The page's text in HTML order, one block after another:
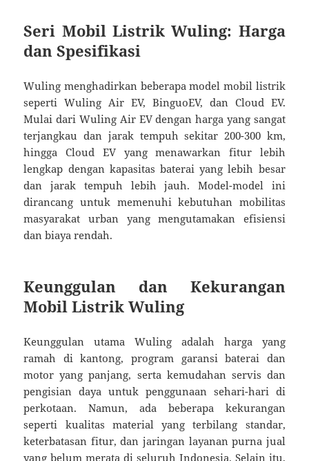
Seri Mobil Listrik Wuling: Harga
dan Spesifikasi
Wuling menghadirkan beberapa model mobil listrik
seperti Wuling Air EV, BinguoEV, dan Cloud EV.
Mulai dari Wuling Air EV dengan harga yang sangat
terjangkau dan jarak tempuh sekitar 200-300 km,
hingga Cloud EV yang menawarkan fitur lebih
lengkap dengan kapasitas baterai yang lebih besar
dan jarak tempuh lebih jauh. Model-model ini
dirancang untuk memenuhi kebutuhan mobilitas
masyarakat urban yang mengutamakan efisiensi
dan biaya rendah.
Keunggulan dan Kekurangan
Mobil Listrik Wuling
Keunggulan utama Wuling adalah harga yang
ramah di kantong, program garansi baterai dan
motor yang panjang, serta kemudahan servis dan
pengisian daya untuk penggunaan sehari-hari di
perkotaan. Namun, ada beberapa kekurangan
seperti kualitas material yang terbilang standar,
keterbatasan fitur, dan jaringan layanan purna jual
yang belum merata di seluruh Indonesia. Selain itu,